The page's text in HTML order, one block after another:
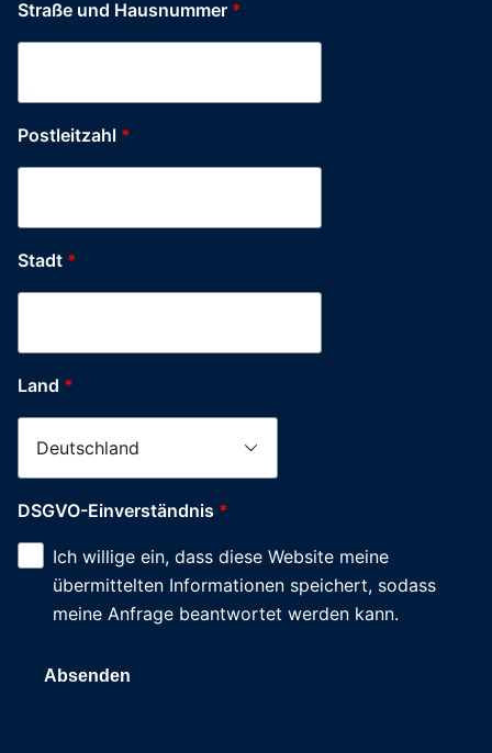
Straße und Hausnummer *
Postleitzahl *
Stadt *
Land *
DSGVO-Einverständnis *
Ich willige ein, dass diese Website meine
übermittelten Informationen speichert, sodass
meine Anfrage beantwortet werden kann.
Absenden